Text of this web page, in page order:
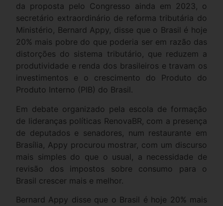
da proposta pelo Congresso ainda em 2023, o
secretário extraordinário de reforma tributária do
Ministério, Bernard Appy, disse que o Brasil é hoje
20% mais pobre do que poderia ser em razão das
distorções do sistema tributário, que reduzem a
produtividade e renda dos brasileiros e travam os
investimentos e o crescimento do Produto do
Produto Interno (PIB) do Brasil.
Em debate organizado pela escola de formação
de lideranças políticas RenovaBR, com a presença
de deputados e senadores, num restaurante em
Brasília, Appy procurou mostrar, com um discurso
mais simples do que o usual, a necessidade de
revisão dos impostos sobre consumo para o
Brasil crescer mais e melhor.
Bernard Appy disse que o Brasil é hoje 20% mais